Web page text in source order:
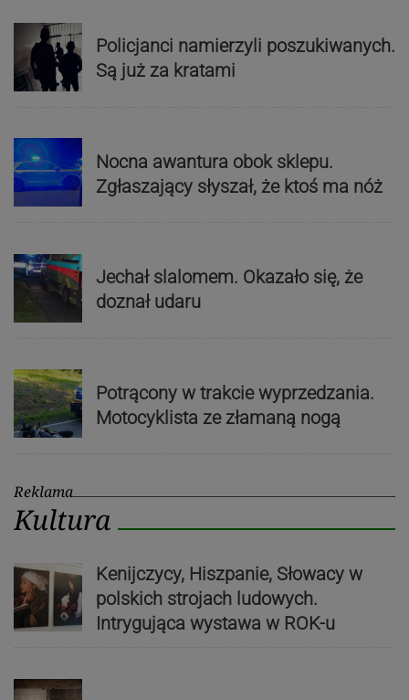
Policjanci namierzyli poszukiwanych.
Są już za kratami
Nocna awantura obok sklepu.
Zgłaszający słyszał, że ktoś ma nóż
Jechał slalomem. Okazało się, że
doznał udaru
Potrącony w trakcie wyprzedzania.
Motocyklista ze złamaną nogą
Reklama
Kultura
Kenijczycy, Hiszpanie, Słowacy w
polskich strojach ludowych.
Intrygująca wystawa w ROK-u